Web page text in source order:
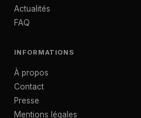
Actualités
FAQ
INFORMATIONS
À propos
Contact
Presse
Mentions légales